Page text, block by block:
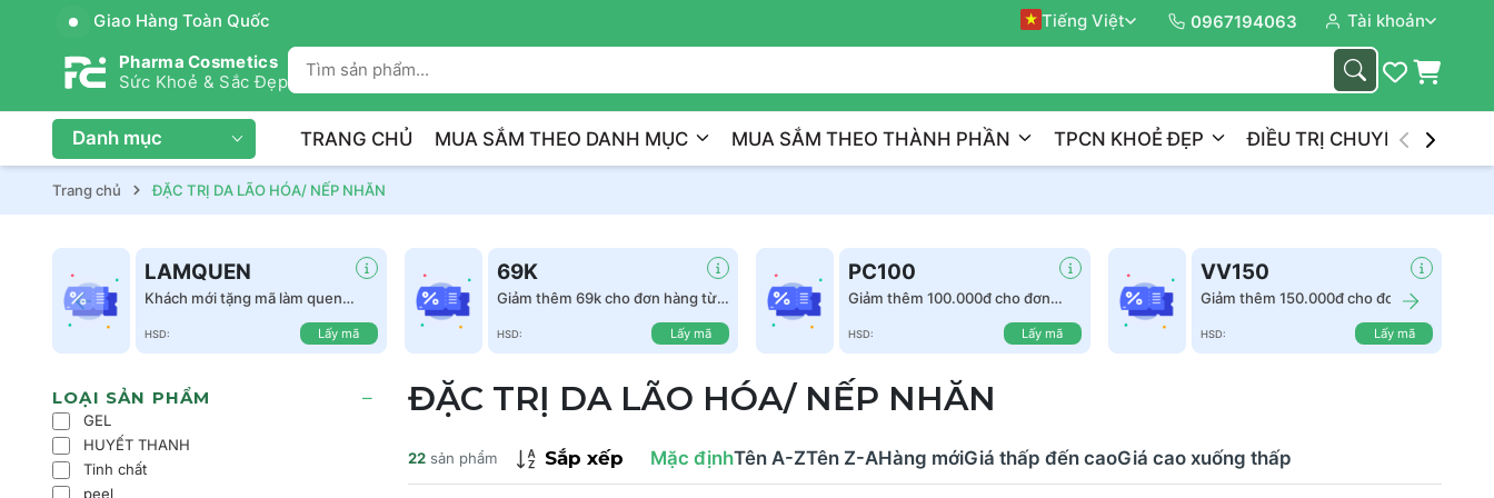
Giao Hàng Toàn Quốc Tiếng Việt 0967194063
Tài khoản
Pharma Cosmetics
Sức Khoẻ & Sắc Đẹp
Danh mục TRANG CHỦ MUA SẮM THEO DANH MỤC MUA SẮM THEO THÀNH PHẦN TPCN KHOẺ ĐẸP ĐIỀU TRỊ CHUYÊN NGHIỆP
Trang chủ ĐẶC TRỊ DA LÃO HÓA/ NẾP NHĂN
LAMQUEN
Khách mới tặng mã làm quen
HSD: Lấy mã
69K
Giảm thêm 69k cho đơn hàng từ
HSD: Lấy mã
PC100
Giảm thêm 100.000đ cho đơn
HSD: Lấy mã
VV150
Giảm thêm 150.000đ cho đơn
HSD: Lấy mã
LOẠI SẢN PHẨM
GEL
HUYẾT THANH
Tinh chất
peel
ĐẶC TRỊ DA LÃO HÓA/ NẾP NHĂN
22 sản phẩm Sắp xếp Mặc địnhTên A-ZTên Z-AHàng mớiGiá thấp đến caoGiá cao xuống thấp